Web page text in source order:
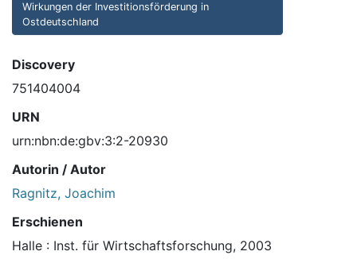
Wirkungen der Investitionsförderung in
Ostdeutschland
Discovery
751404004
URN
urn:nbn:de:gbv:3:2-20930
Autorin / Autor
Ragnitz, Joachim
Erschienen
Halle : Inst. für Wirtschaftsforschung, 2003